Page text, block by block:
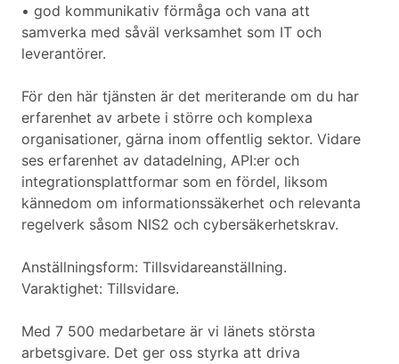
• god kommunikativ förmåga och vana att
samverka med såväl verksamhet som IT och
leverantörer.
För den här tjänsten är det meriterande om du har
erfarenhet av arbete i större och komplexa
organisationer, gärna inom offentlig sektor. Vidare
ses erfarenhet av datadelning, API:er och
integrationsplattformar som en fördel, liksom
kännedom om informationssäkerhet och relevanta
regelverk såsom NIS2 och cybersäkerhetskrav.
Anställningsform: Tillsvidareanställning.
Varaktighet: Tillsvidare.
Med 7 500 medarbetare är vi länets största
arbetsgivare. Det ger oss styrka att driva